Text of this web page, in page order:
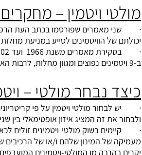
מולטי ויטמין –
יכולתם של הוויטמינים לסייע במניעת מחלות
ב-9 ויטמינים נפוצים ומגוון מחלות, לרבות האצת הזקנה.
כיצד נבחר מולטי –
· יש לבחור מולטי ויטמין על פי
ולבחור את זה המציג איזון אופטימאלי בין
· קיימים בשוק מולטי-ויטמינים זולים
מעמיקה של המינון שלהם ו/או של
יקרים בהרבה מן המולטי-ויטמינים